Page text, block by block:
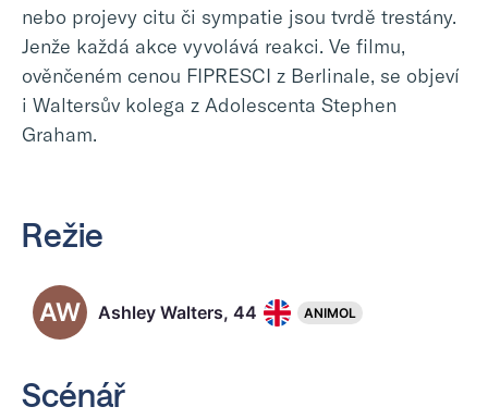
nebo projevy citu či sympatie jsou tvrdě trestány.
Jenže každá akce vyvolává reakci. Ve filmu,
ověnčeném cenou FIPRESCI z Berlinale, se objeví
i Waltersův kolega z Adolescenta Stephen
Graham.
Režie
AW Ashley Walters, 44 ANIMOL
Scénář